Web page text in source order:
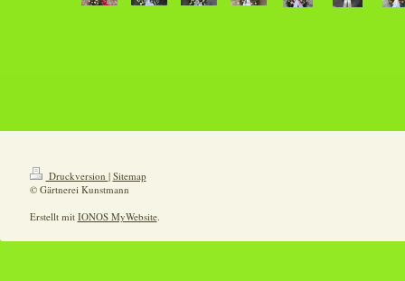
Druckversion | Sitemap
© Gärtnerei Kunstmann
Erstellt mit IONOS MyWebsite.